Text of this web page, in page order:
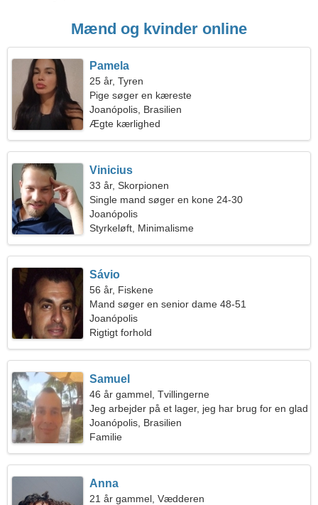
Mænd og kvinder online
Pamela
25 år, Tyren
Pige søger en kæreste
Joanópolis, Brasilien
Ægte kærlighed
Vinicius
33 år, Skorpionen
Single mand søger en kone 24-30
Joanópolis
Styrkeløft, Minimalisme
Sávio
56 år, Fiskene
Mand søger en senior dame 48-51
Joanópolis
Rigtigt forhold
Samuel
46 år gammel, Tvillingerne
Jeg arbejder på et lager, jeg har brug for en glad
kvinde
Joanópolis, Brasilien
Familie
Anna
21 år gammel, Vædderen